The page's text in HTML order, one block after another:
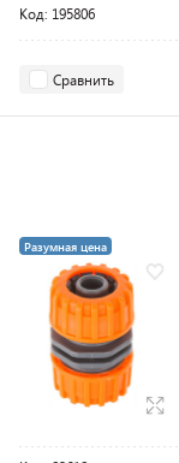
Код: 195806
Сравнить
Разумная цена